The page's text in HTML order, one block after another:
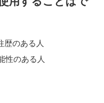
歴のある人
性のある人